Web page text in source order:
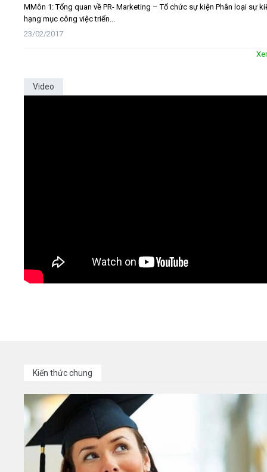
MMôn 1: Tổng quan về PR- Marketing – Tổ chức sự kiện Phân loại sự
hạng mục công việc triển...
23/02/2017
Video
Kiến thức chung